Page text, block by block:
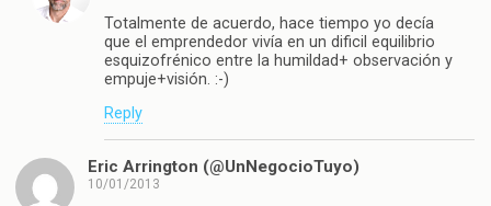
Totalmente de acuerdo, hace tiempo yo decía
que el emprendedor vivía en un dificil equilibrio
esquizofrénico entre la humildad+ observación y
empuje+visión. :-)
Reply
Eric Arrington (@UnNegocioTuyo)
10/01/2013